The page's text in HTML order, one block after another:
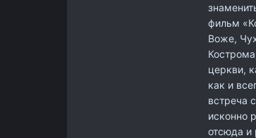
фильм
Воже,
церкви,
как и
встреча
исконно
отсюда и